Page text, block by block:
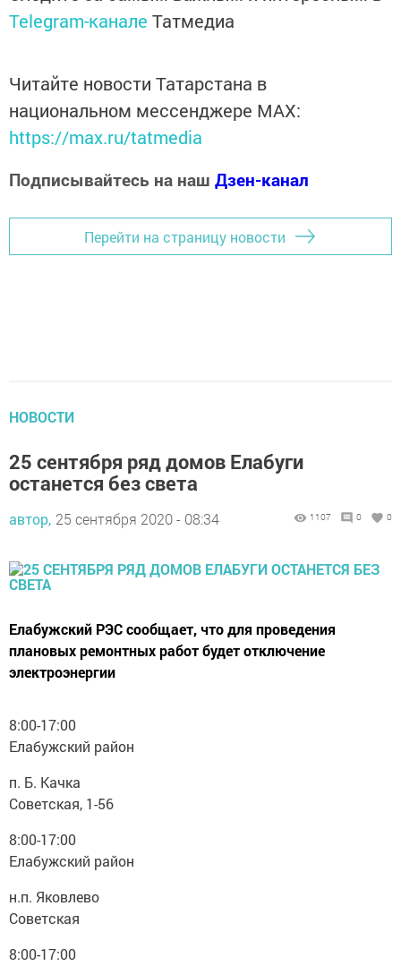
Telegram-канале Татмедиа
Читайте новости Татарстана в
национальном мессенджере MАХ:
https://max.ru/tatmedia
Подписывайтесь на наш Дзен-канал
Перейти на страницу новости
НОВОСТИ
25 сентября ряд домов Елабуги
останется без света
автор, 25 сентября 2020 - 08:34 1107 0 0
Елабужский РЭС сообщает, что для проведения
плановых ремонтных работ будет отключение
электроэнергии
8:00-17:00
Елабужский район
п. Б. Качка
Советская, 1-56
8:00-17:00
Елабужский район
н.п. Яковлево
Советская
8:00-17:00